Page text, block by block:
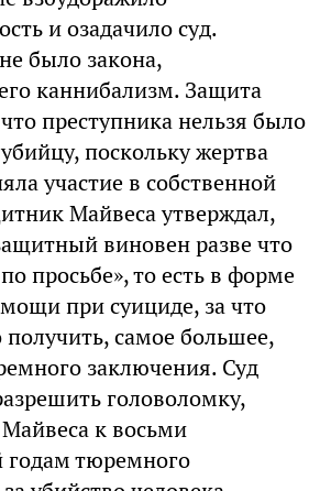
и озадачило суд.
было закона,
каннибализм. Защита
преступника нельзя было
поскольку жертва
участие в собственной
Майвеса утверждал,
виновен разве что
просьбе», то есть в форме
при суициде, за что
самое большее,
заключения. Суд
головоломку,
к восьми
годам тюремного